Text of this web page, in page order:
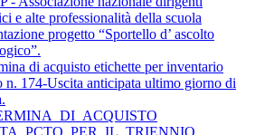
e alte professionalità della scuola
progetto “Sportello d’ ascolto
di acquisto etichette per inventario
n. 174-Uscita anticipata ultimo giorno di